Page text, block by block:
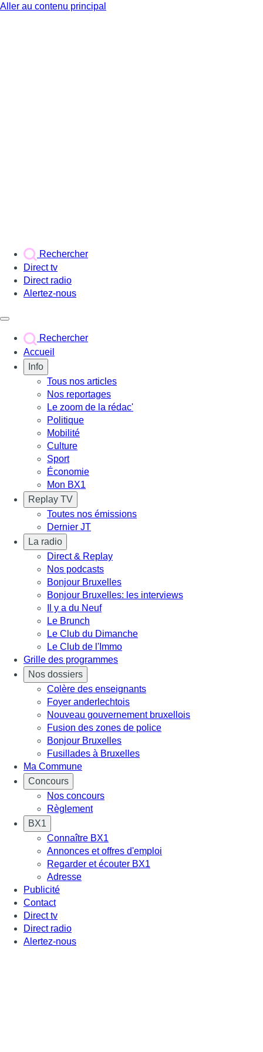
Aller au contenu principal
Rechercher
Direct tv
Direct radio
Alertez-nous
Rechercher
Accueil
Info
Tous nos articles
Nos reportages
Le zoom de la rédac'
Politique
Mobilité
Culture
Sport
Économie
Mon BX1
Replay TV
Toutes nos émissions
Dernier JT
La radio
Direct & Replay
Nos podcasts
Bonjour Bruxelles
Bonjour Bruxelles: les interviews
Il y a du Neuf
Le Brunch
Le Club du Dimanche
Le Club de l'Immo
Grille des programmes
Nos dossiers
Colère des enseignants
Foyer anderlechtois
Nouveau gouvernement bruxellois
Fusion des zones de police
Bonjour Bruxelles
Fusillades à Bruxelles
Ma Commune
Concours
Nos concours
Règlement
BX1
Connaître BX1
Annonces et offres d'emploi
Regarder et écouter BX1
Adresse
Publicité
Contact
Direct tv
Direct radio
Alertez-nous